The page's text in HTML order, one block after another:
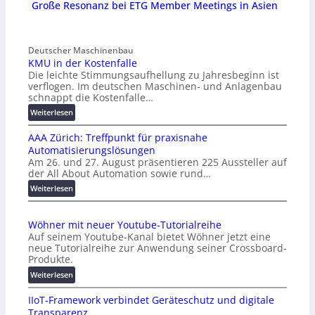
Große Resonanz bei ETG Member Meetings in Asien
Deutscher Maschinenbau
KMU in der Kostenfalle
Die leichte Stimmungsaufhellung zu Jahresbeginn ist
verflogen. Im deutschen Maschinen- und Anlagenbau
schnappt die Kostenfalle…
Weiterlesen:
K
M
U
i
n
d
e
K
o
s
e
n
f
AAA Zürich: Treffpunkt für praxisnahe
Automatisierungslösungen
Am 26. und 27. August präsentieren 225 Aussteller auf
der All About Automation sowie rund…
Weiterlesen:
A
A
Z
ü
i
c
h
Wöhner mit neuer Youtube-Tutorialreihe
Auf seinem Youtube-Kanal bietet Wöhner jetzt eine
neue Tutorialreihe zur Anwendung seiner Crossboard-
Produkte.
Weiterlesen:
W
ö
h
IIoT-Framework verbindet Geräteschutz und digitale
Transparenz